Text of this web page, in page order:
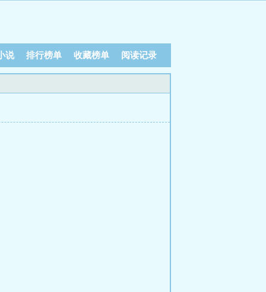
说 排行榜单 收藏榜单 阅读记录